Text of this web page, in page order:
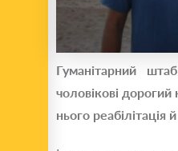
Гуманітарний
чоловікові дорогий
нього реабілітація